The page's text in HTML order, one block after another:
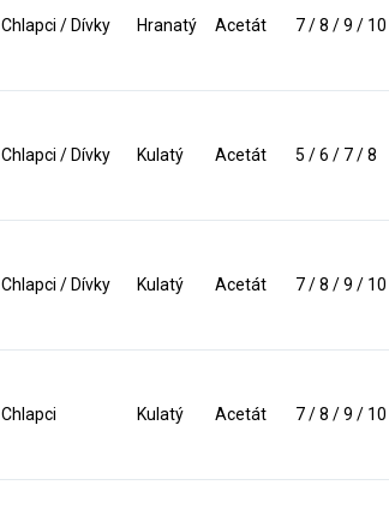
Chlapci / Dívky Hranatý Acetát 7 / 8 / 9 / 10
Chlapci / Dívky Kulatý Acetát 5 / 6 / 7 / 8
Chlapci / Dívky Kulatý Acetát 7 / 8 / 9 / 10
Chlapci Kulatý Acetát 7 / 8 / 9 / 10